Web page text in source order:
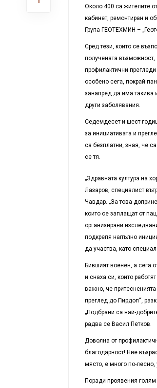
Около 400 са жителите
кабинет, ремонтиран и
Група ГЕОТЕХМИН –
Сред тези, които се
получената възможност,
профилактични
особено сега, покрай
занапред да има такива
други заболявания.
Седемдесет и шест
за инициативата и
са безплатни, зная, че
се тя.
„Здравната култура на
Лазаров, специалист
Чавдар. „За това
които се заплащат от
организирани
подкрепя напълно
да участва, като
Бившият военен, а сега
и снаха си, които
важно, че
преглед до Пирдоп“,
„Подбрани са най-
радва се Васил Петков.
Доволна от
благодарност! Ние
място, е много по-
Поради проявения голям